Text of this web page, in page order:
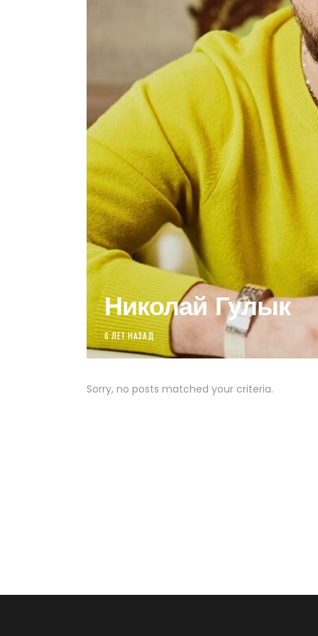
Николай Гулык
6 ЛЕТ НАЗАД
Sorry, no posts matched your criteria.